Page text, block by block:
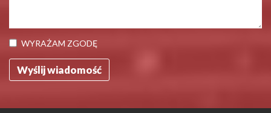
WYRAŻAM ZGODĘ